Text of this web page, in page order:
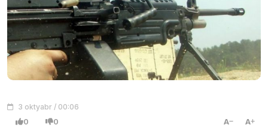
3 oktyabr / 00:06
0 0 A A